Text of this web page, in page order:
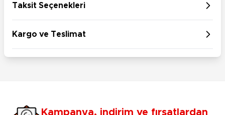
Taksit Seçenekleri
Kargo ve Teslimat
Kampanya, indirim ve fırsatlardan